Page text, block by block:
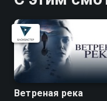
Ветреная река